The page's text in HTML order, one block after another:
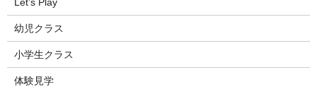
幼児クラス
小学生クラス
体験見学